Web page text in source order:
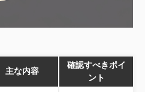
主な内容
確認すべきポイ
ント